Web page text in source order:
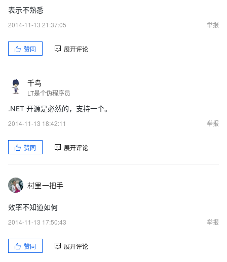
多用户。
表示不熟悉
2014-11-13 21:37:05
举报
赞同 展开评论
千鸟
LT是个伪程序员
.NET 开源是必然的，支持一个。
2014-11-13 18:42:11
举报
赞同 展开评论
村里一把手
效率不知道如何
2014-11-13 17:50:43
举报
赞同 展开评论